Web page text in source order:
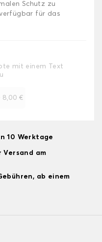
Schutz zu
für das
mit einem Text
8,00 €
10 Werktage
am
ab einem